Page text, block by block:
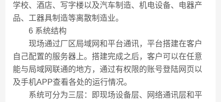
学校、酒店、写字楼以及汽车制造、机电设备、电器产
品、工器具制造等离散制造业。
6 系统结构
现场通过厂区局域网和平台通讯，平台搭建在客户
自己配置的服务器上。搭建完成之后，客户可以在任意
能与局域网联通的地方，通过有权限的账号登陆网页以
及手机APP查看各处的运行情况。
系统可分为三层：即现场设备层、网络通讯层和平